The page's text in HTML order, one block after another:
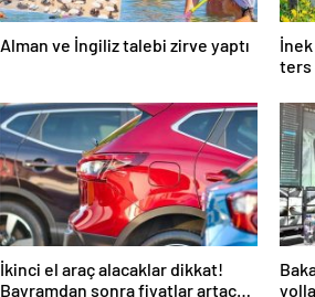
Alman ve İngiliz talebi zirve yaptı
ters
İkinci el araç alacaklar dikkat!
Bayramdan sonra fiyatlar artacak